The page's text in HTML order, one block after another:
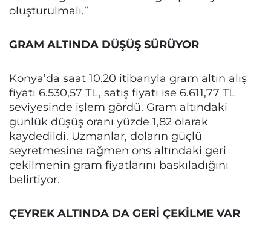
oluşturulmalı.”
GRAM ALTINDA DÜŞÜŞ SÜRÜYOR
Konya’da saat 10.20 itibarıyla gram altın alış
fiyatı 6.530,57 TL, satış fiyatı ise 6.611,77 TL
seviyesinde işlem gördü. Gram altındaki
günlük düşüş oranı yüzde 1,82 olarak
kaydedildi. Uzmanlar, doların güçlü
seyretmesine rağmen ons altındaki geri
çekilmenin gram fiyatlarını baskıladığını
belirtiyor.
ÇEYREK ALTINDA DA GERİ ÇEKİLME VAR